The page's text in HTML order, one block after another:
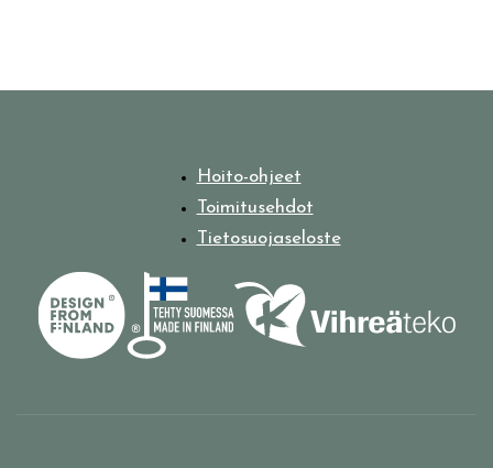
Hoito-ohjeet
Toimitusehdot
Tietosuojaseloste